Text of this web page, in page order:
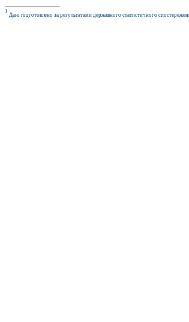
1
Дані підготовлено за результатами державного статистичного